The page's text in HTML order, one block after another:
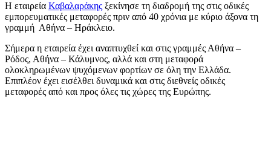
Η εταιρεία Καβαλαράκης ξεκίνησε τη διαδρομή της στις οδικές
εμπορευματικές μεταφορές πριν από 40 χρόνια με κύριο άξονα τη
γραμμή Αθήνα – Ηράκλειο.
Σήμερα η εταιρεία έχει αναπτυχθεί και στις γραμμές Αθήνα –
Ρόδος, Αθήνα – Κάλυμνος, αλλά και στη μεταφορά
ολοκληρωμένων ψυχόμενων φορτίων σε όλη την Ελλάδα.
Επιπλέον έχει εισέλθει δυναμικά και στις διεθνείς οδικές
μεταφορές από και προς όλες τις χώρες της Ευρώπης.